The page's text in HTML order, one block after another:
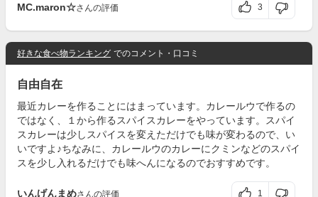
MC.maron☆さんの評価 3
好きな食べ物ランキング でのコメント・口コミ
自由自在
最近カレーを作ることにはまっています。カレールウで作るの
ではなく、１から作るスパイスカレーをやっています。スパイ
スカレーは少しスパイスを変えただけでも味が変わるので、い
いですよ♪ちなみに、カレールウのカレーにクミンなどのスパイ
スを少し入れるだけでも味へんになるのでおすすめです。
いんげんまめさんの評価 1